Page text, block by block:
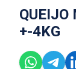
QUEIJO
+-4KG